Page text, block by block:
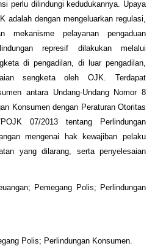
perlu dilindungi kedudukannya. Upaya
adalah dengan mengeluarkan regulasi,
mekanisme pelayanan pengaduan
represif dilakukan melalui
di pengadilan, di luar pengadilan,
sengketa oleh OJK. Terdapat
antara Undang-Undang Nomor 8
Konsumen dengan Peraturan Otoritas
07/2013 tentang Perlindungan
mengenai hak kewajiban pelaku
yang dilarang, serta penyelesaian
Pemegang Polis; Perlindungan
Polis; Perlindungan Konsumen.